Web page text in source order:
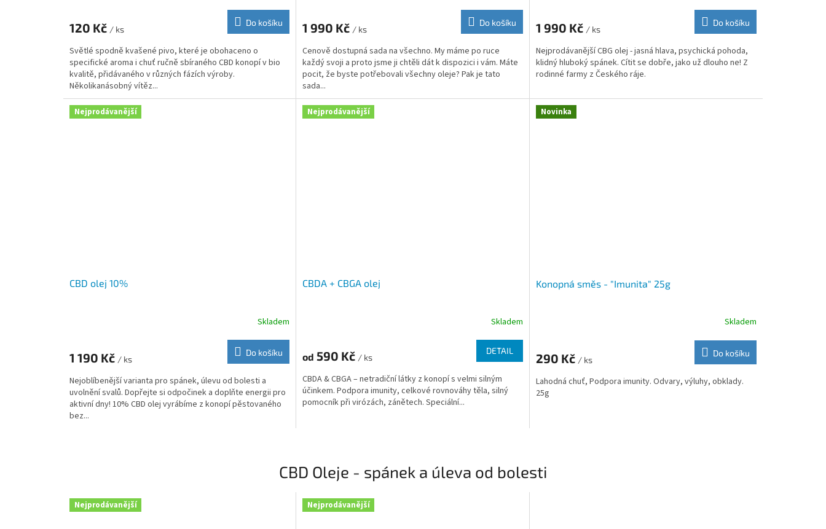
120 Kč / ks
Do košíku
Světlé spodně kvašené pivo, které je obohaceno o
specifické aroma i chuť ručně sbíraného CBD konopí v bio
kvalitě, přidávaného v různých fázích výroby.
Několikanásobný vítěz...
1 990 Kč / ks
Do košíku
Cenově dostupná sada na všechno. My máme po ruce
každý svoji a proto jsme ji chtěli dát k dispozici i vám. Máte
pocit, že byste potřebovali všechny oleje? Pak je tato
sada...
je
z
5
hvězdiček.
1 990 Kč / ks
Do košíku
Nejprodávanější CBG olej - jasná hlava, psychická pohoda,
klidný hluboký spánek. Cítit se dobře, jako už dlouho ne! Z
rodinné farmy z Českého ráje.
Nejprodávanější
CBD olej 10%
je
z
5
hvězdiček.
Skladem
1 190 Kč / ks
Do košíku
Nejoblíbenější varianta pro spánek, úlevu od bolesti a
uvolnění svalů. Dopřejte si odpočinek a doplňte energii pro
aktivní dny! 10% CBD olej vyrábíme z konopí pěstovaného
bez...
Nejprodávanější
CBDA + CBGA olej
je
z
5
hvězdiček.
Skladem
od 590 Kč / ks
DETAIL
CBDA & CBGA – netradiční látky z konopí s velmi silným
účinkem. Podpora imunity, celkové rovnováhy těla, silný
pomocník při virózách, zánětech. Speciální...
Novinka
Konopná směs - "Imunita" 25g
Skladem
290 Kč / ks
Do košíku
Lahodná chuť, Podpora imunity. Odvary, výluhy, obklady.
25g
CBD Oleje - spánek a úleva od bolesti
Nejprodávanější Nejprodávanější